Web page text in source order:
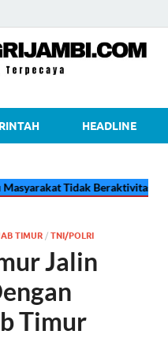
HEADLINE
Tidak Beraktivitas di Atas
TIMUR / TNI/POLRI
Jalin
Timur